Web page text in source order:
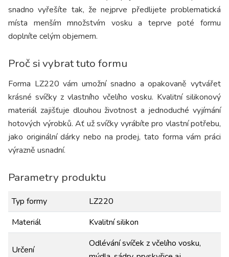
snadno vyřešíte tak, že nejprve předlijete problematická
místa menším množstvím vosku a teprve poté formu
doplníte celým objemem.
Proč si vybrat tuto formu
Forma LZ220 vám umožní snadno a opakovaně vytvářet
krásné svíčky z vlastního včelího vosku. Kvalitní silikonový
materiál zajišťuje dlouhou životnost a jednoduché vyjímání
hotových výrobků. Ať už svíčky vyrábíte pro vlastní potřebu,
jako originální dárky nebo na prodej, tato forma vám práci
výrazně usnadní.
Parametry produktu
Typ formy
LZ220
Materiál
Kvalitní silikon
Určení
Odlévání svíček z včelího vosku,